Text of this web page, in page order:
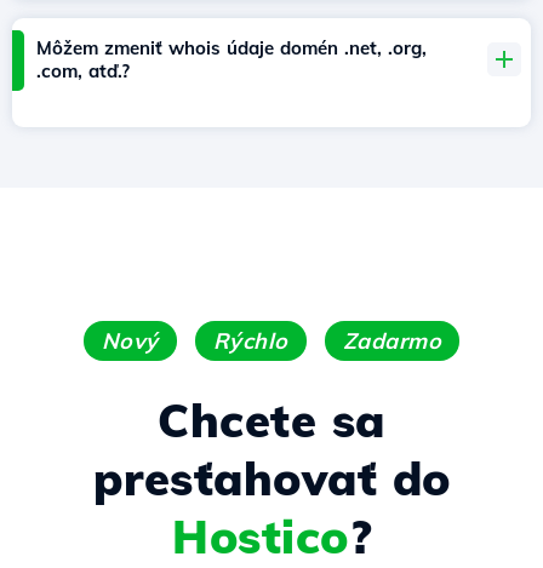
Môžem zmeniť whois údaje domén .net, .org,
.com, atď.?
Nový Rýchlo Zadarmo
Chcete sa
presťahovať do
Hostico?